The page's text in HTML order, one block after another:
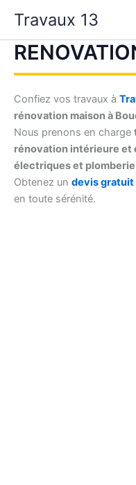
contenu
Travaux 13
Confiez vos travaux à
rénovation maison à
Nous prenons en charge
rénovation intérieure et
électriques et plomberie
Obtenez un devis gratuit
en toute sérénité.